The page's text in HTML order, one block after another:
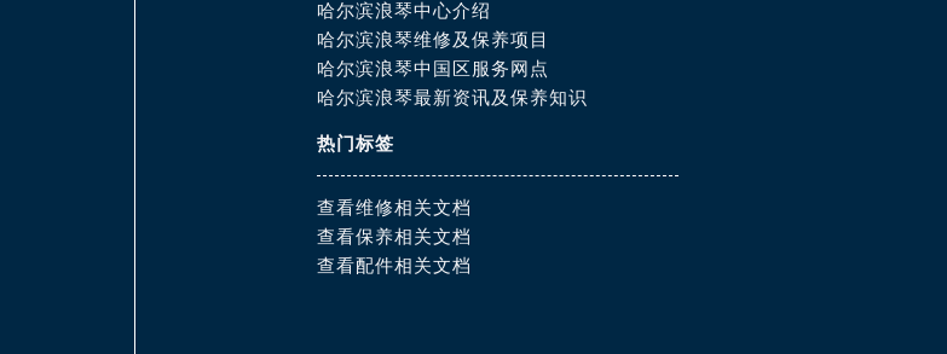
哈尔滨浪琴中心介绍
哈尔滨浪琴维修及保养项目
哈尔滨浪琴中国区服务网点
哈尔滨浪琴最新资讯及保养知识
热门标签
查看维修相关文档
查看保养相关文档
查看配件相关文档